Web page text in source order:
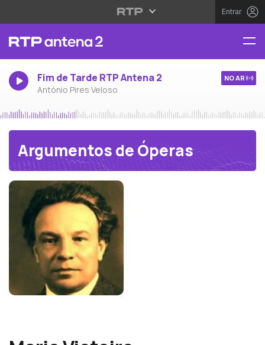
Entrar
Fim de Tarde RTP Antena 2
António Pires Veloso
NO AR
Argumentos de Óperas